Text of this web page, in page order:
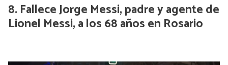
Fallece Jorge Messi, padre y agente de
Lionel Messi, a los 68 años en Rosario